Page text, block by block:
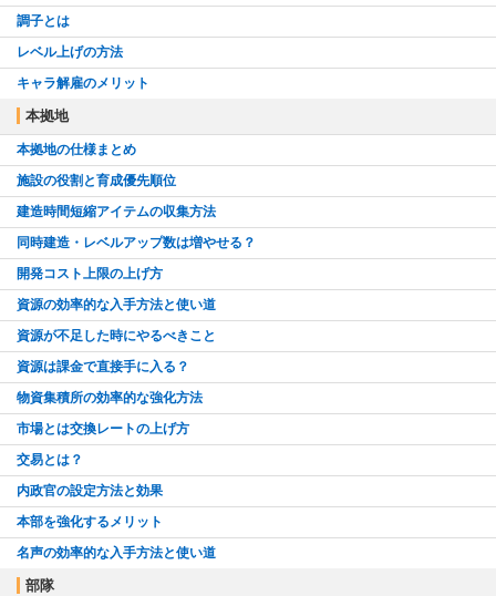
調子とは
レベル上げの方法
キャラ解雇のメリット
本拠地
本拠地の仕様まとめ
施設の役割と育成優先順位
建造時間短縮アイテムの収集方法
同時建造・レベルアップ数は増やせる？
開発コスト上限の上げ方
資源の効率的な入手方法と使い道
資源が不足した時にやるべきこと
資源は課金で直接手に入る？
物資集積所の効率的な強化方法
市場とは交換レートの上げ方
交易とは？
内政官の設定方法と効果
本部を強化するメリット
名声の効率的な入手方法と使い道
部隊